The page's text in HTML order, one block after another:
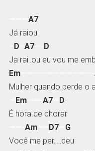
A7
Já raiou
D A7—- D
Ja rai..ou eu vou me
Em———————————-
Mulher quando perde o
Em——- A7— D
É hora de chorar
Am—– D7— G
Você me per…..deu